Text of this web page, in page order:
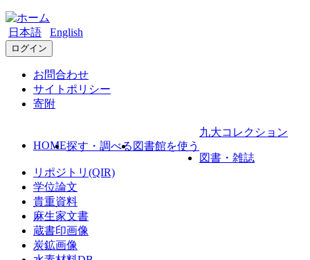
日本語 English
ログイン
お問合わせ
サイトポリシー
寄附
HOME探す・調べる 図書館を使う
九大コレクション
図書・雑誌
リポジトリ(QIR)
学位論文
貴重資料
麻生家文書
蔵書印画像
炭鉱画像